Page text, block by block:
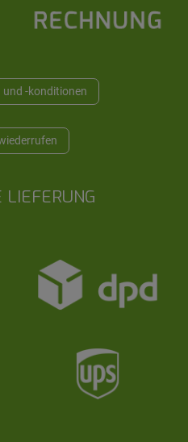
-konditionen
LIEFERUNG